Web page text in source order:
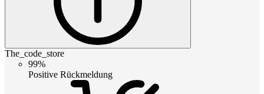
The_code_store
99%
Positive Rückmeldung